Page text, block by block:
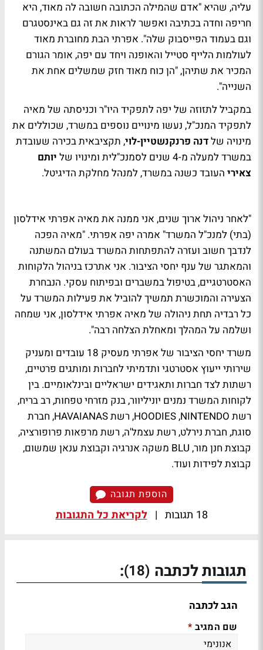
עליה, שהיא "אדם שהמילה הכתובה חשובה לה מאוד, היא
חריפה וחדה בכתיבה ואפשר לראות את זה גם באינסטגרם
וגם בעמוד הפייסבוק שלה". אפרתי הבת מחוברת מאוד
לעולמות הלייף סטייל והאופנה ויחד עם יפה, אומר הגורם
המכיר את שתיהן, "הן כוח מאוד חזק שמשלים אחת את
השנייה".
במקביל לתזוזה של יפה לתפקיד היו"ר וכניסתה של מאיה
לתפקיד המנכ"ל, נעשו מינויים נוספים במשרד, שכוללים את
מינויה שלדנה פרנקנשטיין-לוי, תקציבאית בכירה שעובדת
במשרד למעלה מ-4 שנים לסמנכ"לית ומינויו של
יותם
צאירי העובד כשנה במשרד, למנהל מחלקת הדיגיטל.
"לאחר ניהול ארוך שנים, אני ממנה את מאיה אפרתי אידלסון
(בתי) למנכ"ל המשרד" אמרה יפה אפרתי. "מאיה הפכה
לנדבך חשוב ועזרה להתפתחות המשרד בעולם המשתנה
והמאתגר של ענף יחסי הציבור. אני אתרכז בניהול הלקוחות
האסטרטגיים, בטיפול במשברים ובפיתוח עסקי. הנבחרת
הצעירה והמוכשרת תמשיך להוביל את פעילות המשרד על
כל רבדיה תחת ניהולה של מאיה אפרתי אידלסון, אני שמחה
ושלמה על המהלך ומאחלת הצלחה רבה".
משרד יחסי הציבור של אפרתי מעסיק 18 עובדים ומעניק
שירותי ייעוץ אסטרטגי ותדמיתי לחברות ומותגים פרטיים,
רשתות לצד חברות ותאגידים ישראליים ובינלאומיים. בין
לקוחות המשרד נמנים יוניליוור, בנק מזרחי טפחות, רב בריח,
רשת HOODIES ,NINTENDO, רשת HAVAIANAS, חברת
סוגת, חברת נירלט, רשת עצמל'ה, רשת מרפאות פרופורציה,
קבוצת חנן מור, BLU משקה אנרגיה וקבוצת ענאן שמשום,
קבוצת לפידות ועוד.
הוספת תגובה
18 תגובות | לקריאת כל התגובות
תגובות לכתבה (18)
:
הגב לכתבה
שם המגיב *